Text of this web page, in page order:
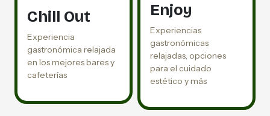
Chill Out
Experiencia
gastronómica relajada
en los mejores bares y
cafeterías
Enjoy
Experiencias
gastronómicas
relajadas, opciones
para el cuidado
estético y más